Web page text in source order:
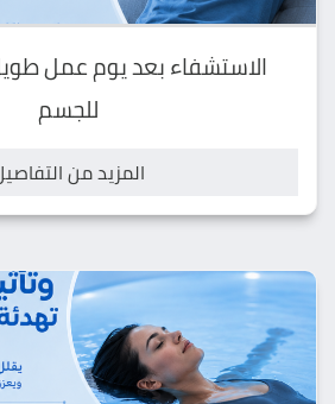
الاستشفاء بعد يوم عمل
للجسم
المزيد من